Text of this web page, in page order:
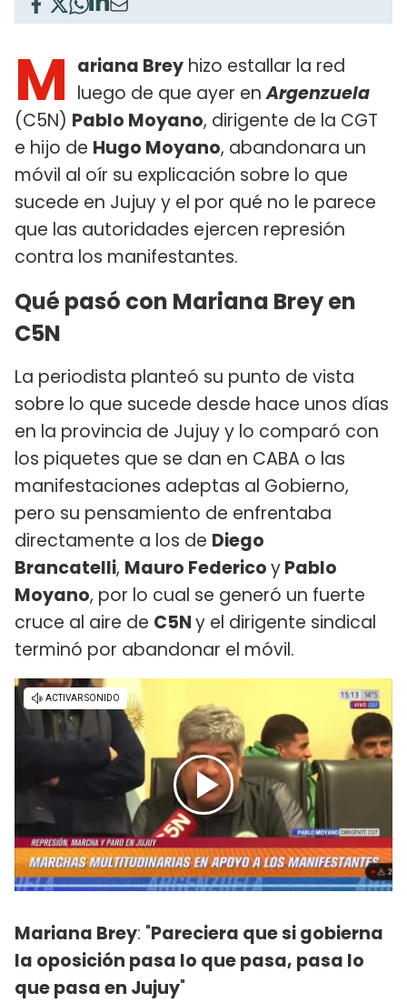
M ariana Brey hizo estallar la red
luego de que ayer enArgenzuela
(C5N) Pablo Moyano, dirigente de la CGT
e hijo de Hugo Moyano, abandonara un
móvil al oír su explicación sobre lo que
sucede en Jujuy y el por qué no le parece
que las autoridades ejercen represión
contra los manifestantes.
Qué pasó con Mariana Brey en
C5N
La periodista planteó su punto de vista
sobre lo que sucede desde hace unos días
en la provincia de Jujuy y lo comparó con
los piquetes que se dan en CABA o las
manifestaciones adeptas al Gobierno,
pero su pensamiento de enfrentaba
directamente a los de Diego
Brancatelli, Mauro FedericoyPablo
Moyano, por lo cual se generó un fuerte
cruce al aire de C5Ny el dirigente sindical
terminó por abandonar el móvil.
Mariana Brey: "Pareciera que si gobierna
la oposición pasa lo que pasa, pasa lo
que pasa en Jujuy"